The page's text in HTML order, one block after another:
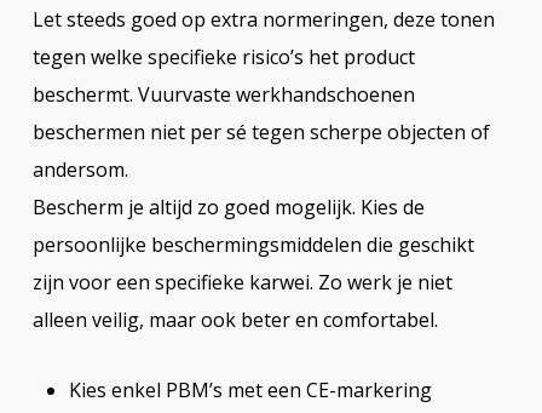
Let steeds goed op extra normeringen, deze tonen
tegen welke specifieke risico’s het product
beschermt. Vuurvaste werkhandschoenen
beschermen niet per sé tegen scherpe objecten of
andersom.
Bescherm je altijd zo goed mogelijk. Kies de
persoonlijke beschermingsmiddelen die geschikt
zijn voor een specifieke karwei. Zo werk je niet
alleen veilig, maar ook beter en comfortabel.
Kies enkel PBM’s met een CE-markering